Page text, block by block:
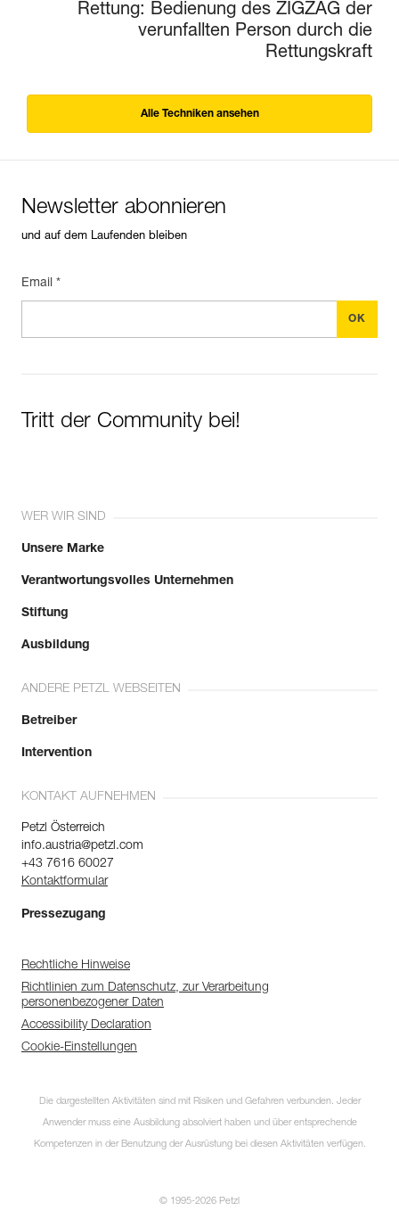
Rettung: Bedienung des ZIGZAG der
verunfallten Person durch die
Rettungskraft
Alle Techniken ansehen
Newsletter abonnieren
und auf dem Laufenden bleiben
Email *
Tritt der Community bei!
WER WIR SIND
Unsere Marke
Verantwortungsvolles Unternehmen
Stiftung
Ausbildung
ANDERE PETZL WEBSEITEN
Betreiber
Intervention
KONTAKT AUFNEHMEN
Petzl Österreich
info.austria@petzl.com
+43 7616 60027
Kontaktformular
Pressezugang
Rechtliche Hinweise
Richtlinien zum Datenschutz, zur Verarbeitung
personenbezogener Daten
Accessibility Declaration
Cookie-Einstellungen
Die dargestellten Aktivitäten sind mit Risiken und Gefahren verbunden. Jeder
Anwender muss eine Ausbildung absolviert haben und über entsprechende
Kompetenzen in der Benutzung der Ausrüstung bei diesen Aktivitäten verfügen.
© 1995-2026 Petzl